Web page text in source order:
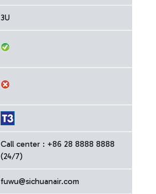
3U
Call center : +86 28 8888 8888
(24/7)
fuwu@sichuanair.com